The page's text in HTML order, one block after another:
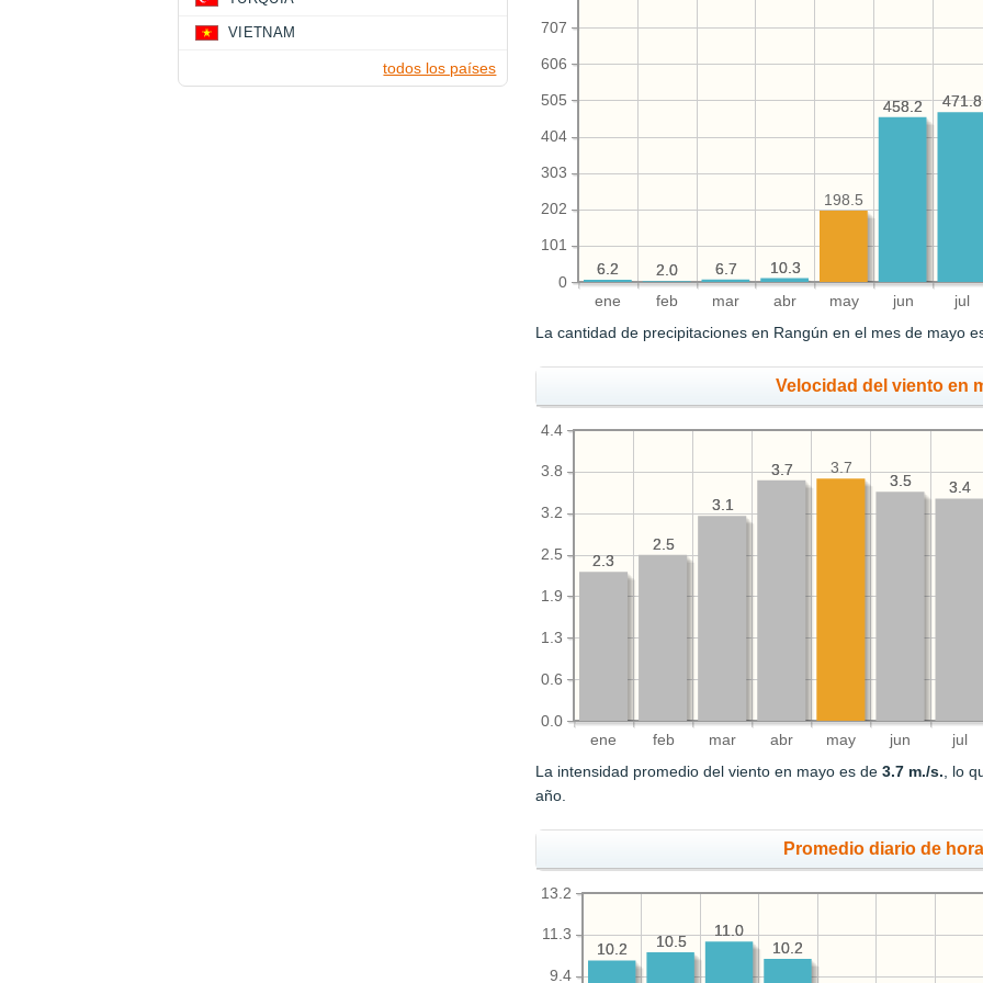
ene feb mar abr may jun jul
0
101
202
303
404
505
606
707
471.8
458.2
10.3
6.7
2.0
6.2
471.8
458.2
198.5
10.3
6.7
2.0
6.2
La cantidad de precipitaciones en Rangún en el mes de mayo
Velocidad del viento en
ene feb mar abr may jun jul
0.0
0.6
1.3
1.9
2.5
3.2
3.8
4.4
3.4
3.5
3.7
3.1
2.5
2.3
3.4
3.5
3.7
3.7
3.1
2.5
2.3
La intensidad promedio del viento en mayo es de3.7 m./s. , lo
año.
Promedio diario de
9.4
11.3
13.2
10.2
11.0
10.5
10.2
10.2
11.0
10.5
10.2
VIETNAM
todos los países